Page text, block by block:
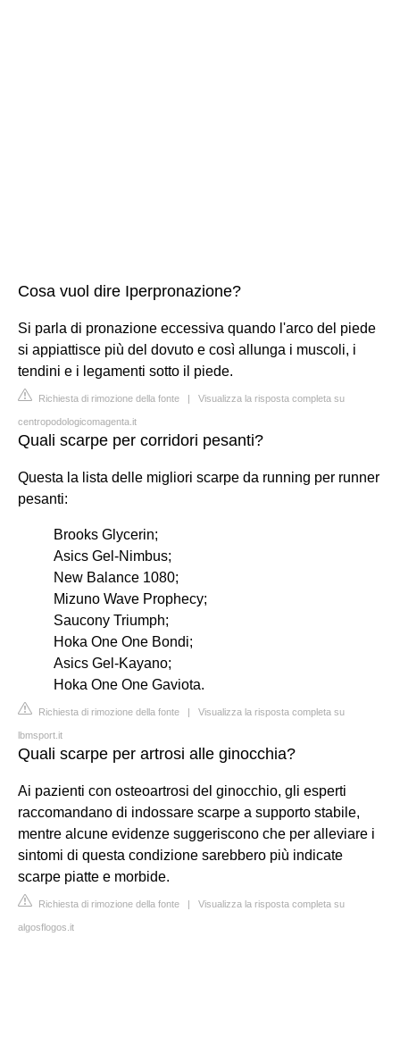
Cosa vuol dire Iperpronazione?
Si parla di pronazione eccessiva quando l'arco del piede
si appiattisce più del dovuto e così allunga i muscoli, i
tendini e i legamenti sotto il piede.
Richiesta di rimozione della fonte | Visualizza la risposta completa su
centropodologicomagenta.it
Quali scarpe per corridori pesanti?
Questa la lista delle migliori scarpe da running per runner
pesanti:
Brooks Glycerin;
Asics Gel-Nimbus;
New Balance 1080;
Mizuno Wave Prophecy;
Saucony Triumph;
Hoka One One Bondi;
Asics Gel-Kayano;
Hoka One One Gaviota.
Richiesta di rimozione della fonte | Visualizza la risposta completa su
lbmsport.it
Quali scarpe per artrosi alle ginocchia?
Ai pazienti con osteoartrosi del ginocchio, gli esperti
raccomandano di indossare scarpe a supporto stabile,
mentre alcune evidenze suggeriscono che per alleviare i
sintomi di questa condizione sarebbero più indicate
scarpe piatte e morbide.
Richiesta di rimozione della fonte | Visualizza la risposta completa su
algosflogos.it